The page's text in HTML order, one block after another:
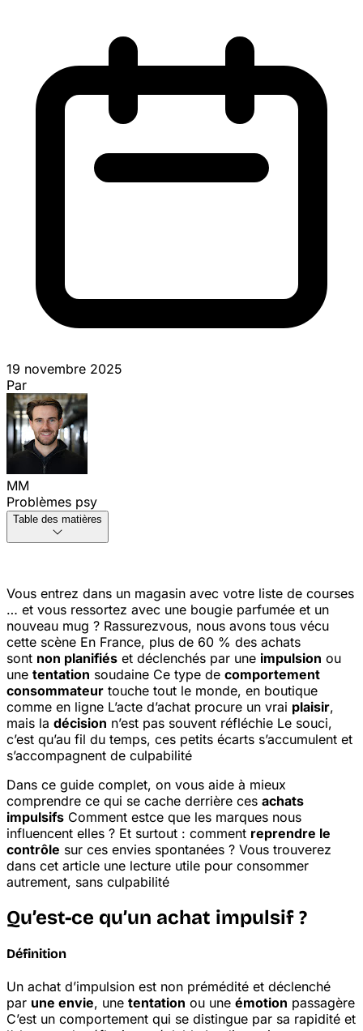
19 novembre 2025
Par
MM
Problèmes psy
Table des matières
Vous entrez dans un magasin avec votre liste de courses
… et vous ressortez avec une bougie parfumée et un
nouveau mug ? Rassurezvous, nous avons tous vécu
cette scène En France, plus de 60 % des achats
sont non planifiés et déclenchés par une impulsion ou
une tentation soudaine Ce type de comportement
consommateur touche tout le monde, en boutique
comme en ligne L’acte d’achat procure un vrai plaisir,
mais la décision n’est pas souvent réfléchie Le souci,
c’est qu’au fil du temps, ces petits écarts s’accumulent et
s’accompagnent de culpabilité
Dans ce guide complet, on vous aide à mieux
comprendre ce qui se cache derrière ces achats
impulsifs Comment estce que les marques nous
influencent elles ? Et surtout : comment reprendre le
contrôle sur ces envies spontanées ? Vous trouverez
dans cet article une lecture utile pour consommer
autrement, sans culpabilité
Qu’est-ce qu’un achat impulsif ?
Définition
Un achat d’impulsion est non prémédité et déclenché
par une envie, une tentation ou une émotion passagère
C’est un comportement qui se distingue par sa rapidité et